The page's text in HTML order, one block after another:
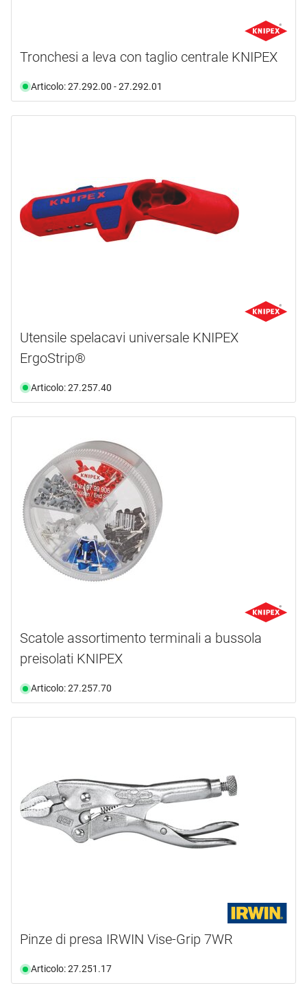
Tronchesi a leva con taglio centrale KNIPEX
Articolo: 27.292.00 - 27.292.01
Utensile spelacavi universale KNIPEX
ErgoStrip®
Articolo: 27.257.40
Scatole assortimento terminali a bussola
preisolati KNIPEX
Articolo: 27.257.70
Pinze di presa IRWIN Vise-Grip 7WR
Articolo: 27.251.17